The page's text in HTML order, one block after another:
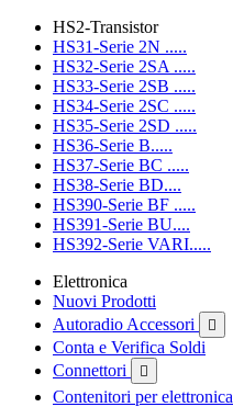
HS2-Transistor
HS31-Serie 2N .....
HS32-Serie 2SA .....
HS33-Serie 2SB .....
HS34-Serie 2SC .....
HS35-Serie 2SD .....
HS36-Serie B.....
HS37-Serie BC .....
HS38-Serie BD....
HS390-Serie BF .....
HS391-Serie BU....
HS392-Serie VARI.....
Elettronica
Nuovi Prodotti
Autoradio Accessori

Conta e Verifica Soldi
Connettori

Contenitori per elettronica